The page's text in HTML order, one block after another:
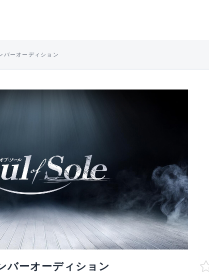
バーオーディション
バーオーディション